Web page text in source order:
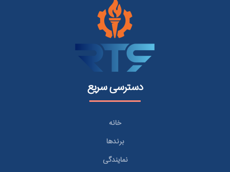
دسترسی سریع
خانه
برندها
نمایندگی